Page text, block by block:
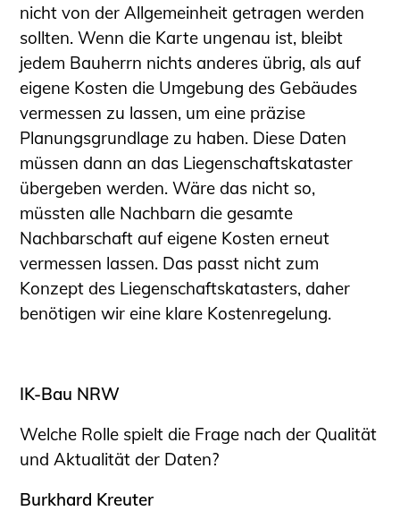
nicht von der Allgemeinheit getragen werden
sollten. Wenn die Karte ungenau ist, bleibt
jedem Bauherrn nichts anderes übrig, als auf
eigene Kosten die Umgebung des Gebäudes
vermessen zu lassen, um eine präzise
Planungsgrundlage zu haben. Diese Daten
müssen dann an das Liegenschaftskataster
übergeben werden. Wäre das nicht so,
müssten alle Nachbarn die gesamte
Nachbarschaft auf eigene Kosten erneut
vermessen lassen. Das passt nicht zum
Konzept des Liegenschaftskatasters, daher
benötigen wir eine klare Kostenregelung.
IK-Bau NRW
Welche Rolle spielt die Frage nach der Qualität
und Aktualität der Daten?
Burkhard Kreuter